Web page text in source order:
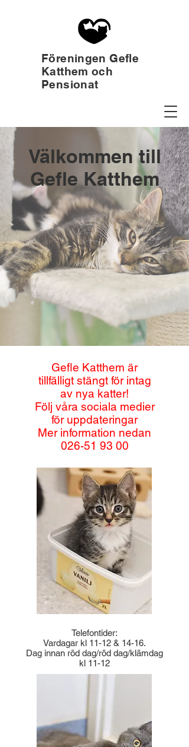
Föreningen Gefle
Katthem och
Pensionat
Välkommen till
Gefle Katthem
Gefle Katthem är
tillfälligt stängt för intag
av nya katter!
Följ våra sociala medier
för uppdateringar
Mer information nedan
026-51 93 00
Telefontider:
Vardagar kl 11-12 & 14-16.
Dag innan röd dag/röd dag/klämdag
kl 11-12